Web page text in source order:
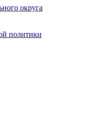
округа
политики